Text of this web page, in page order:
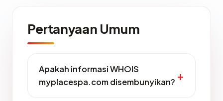
Pertanyaan Umum
Apakah informasi WHOIS
myplacespa.com disembunyikan?